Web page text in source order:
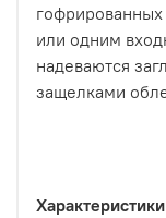
или одним
надеваются
защелками
Характеристики